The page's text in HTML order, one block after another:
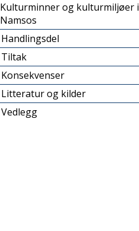
Kulturminner og kulturmiljøer i
Namsos
Handlingsdel
Tiltak
Konsekvenser
Litteratur og kilder
Vedlegg